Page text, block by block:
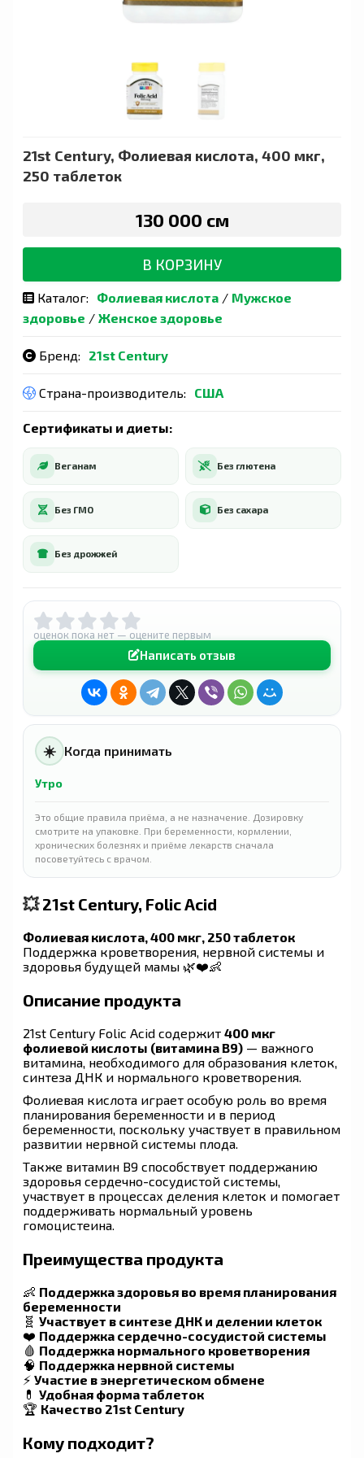
21st Century, Фолиевая кислота, 400 мкг,
250 таблеток
130 000 сӯм
В КОРЗИНУ
Каталог: Фолиевая кислота / Мужское
здоровье / Женское здоровье
Бренд: 21st Century
Страна-производитель: США
Сертификаты и диеты:
Веганам Без глютена
Без ГМО Без сахара
Без дрожжей
оценок пока нет — оцените первым
Написать отзыв
☀️ Когда принимать
Утро
Это общие правила приёма, а не назначение. Дозировку
смотрите на упаковке. При беременности, кормлении,
хронических болезнях и приёме лекарств сначала
посоветуйтесь с врачом.
💥21st Century, Folic Acid
Фолиевая кислота, 400 мкг, 250 таблеток
Поддержка кроветворения, нервной системы и
здоровья будущей мамы 🌿❤️👶
Описание продукта
21st Century Folic Acid содержит 400 мкг
фолиевой кислоты (витамина B9) — важного
витамина, необходимого для образования клеток,
синтеза ДНК и нормального кроветворения.
Фолиевая кислота играет особую роль во время
планирования беременности и в период
беременности, поскольку участвует в правильном
развитии нервной системы плода.
Также витамин B9 способствует поддержанию
здоровья сердечно-сосудистой системы,
участвует в процессах деления клеток и помогает
поддерживать нормальный уровень
гомоцистеина.
Преимущества продукта
👶 Поддержка здоровья во время планирования
беременности
🧬 Участвует в синтезе ДНК и делении клеток
❤️ Поддержка сердечно-сосудистой системы
🩸 Поддержка нормального кроветворения
🧠 Поддержка нервной системы
⚡ Участие в энергетическом обмене
💊 Удобная форма таблеток
🏆 Качество 21st Century
Кому подходит?